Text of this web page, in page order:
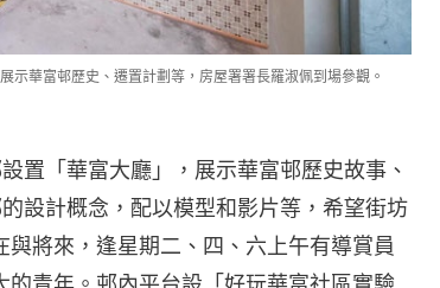
示華富邨歷史、遷置計劃等，房屋署署長羅淑佩到場參觀。
置「華富大廳」，展示華富邨歷史故事、
設計概念，配以模型和影片等，希望街坊
將來，逢星期二、四、六上午有導賞員